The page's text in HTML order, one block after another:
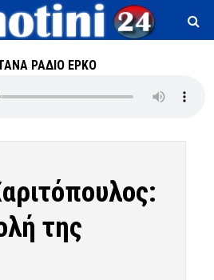
ΡΑΔΙΟ ΕΡΚΟ
της